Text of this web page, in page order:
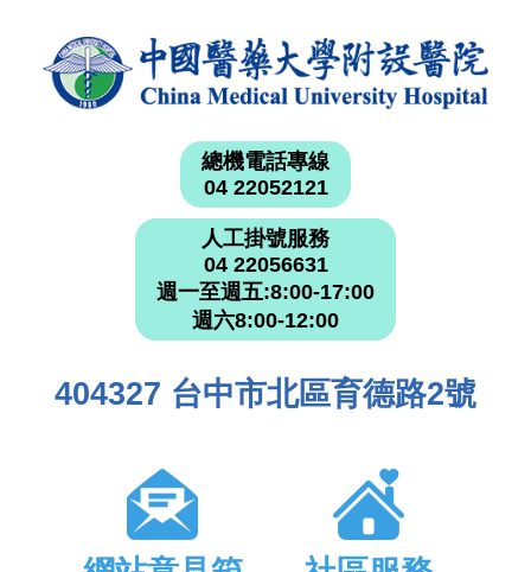
總機電話專線
04 22052121
人工掛號服務
04 22056631
週一至週五:8:00-17:00
週六8:00-12:00
404327 台中市北區育德路2號